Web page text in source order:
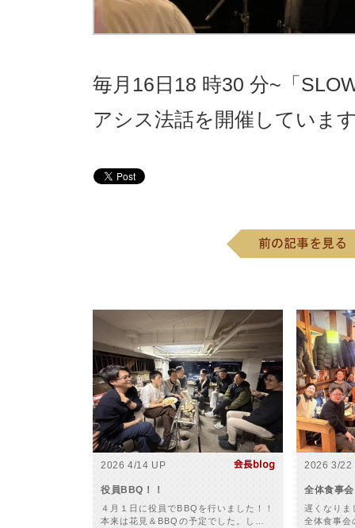
毎月16日18 時30 分~「
アシス法話を開催していま
2026 4/14 UP
役員BBQ！！
４月１日に役員でBBQを行いました！！
本来は花見＆BBQの予定でした。し…
2026 3/22
全体食事
遅くなりま
全体食事会